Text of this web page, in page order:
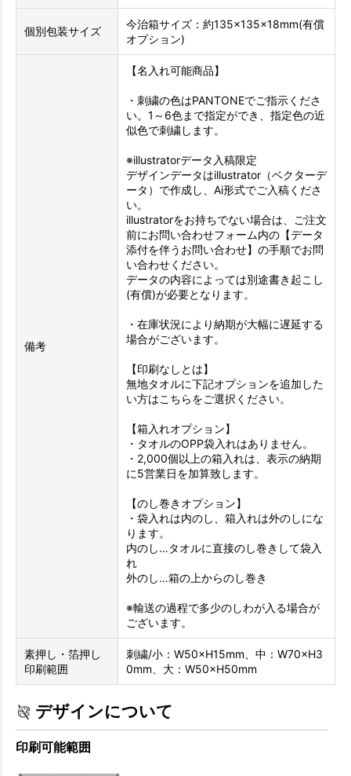
個別包装サイズ
今治箱サイズ：約135×135×18mm(有償
オプション)
備考
【名入れ可能商品】
・刺繍の色はPANTONEでご指示くださ
い。1～6色まで指定ができ、指定色の近
似色で刺繍します。
※illustratorデータ入稿限定
デザインデータはillustrator（ベクターデ
ータ）で作成し、Ai形式でご入稿くださ
い。
illustratorをお持ちでない場合は、ご注文
前にお問い合わせフォーム内の【データ
添付を伴うお問い合わせ】の手順でお問
い合わせください。
データの内容によっては別途書き起こし
(有償)が必要となります。
・在庫状況により納期が大幅に遅延する
場合がございます。
【印刷なしとは】
無地タオルに下記オプションを追加した
い方はこちらをご選択ください。
【箱入れオプション】
・タオルのOPP袋入れはありません。
・2,000個以上の箱入れは、表示の納期
に5営業日を加算致します。
【のし巻きオプション】
・袋入れは内のし、箱入れは外のしにな
ります。
内のし…タオルに直接のし巻きして袋入
れ
外のし…箱の上からのし巻き
※輸送の過程で多少のしわが入る場合が
ございます。
素押し・箔押し
印刷範囲
刺繍/小：W50×H15mm、中：W70×H3
0mm、大：W50×H50mm
デザインについて
印刷可能範囲